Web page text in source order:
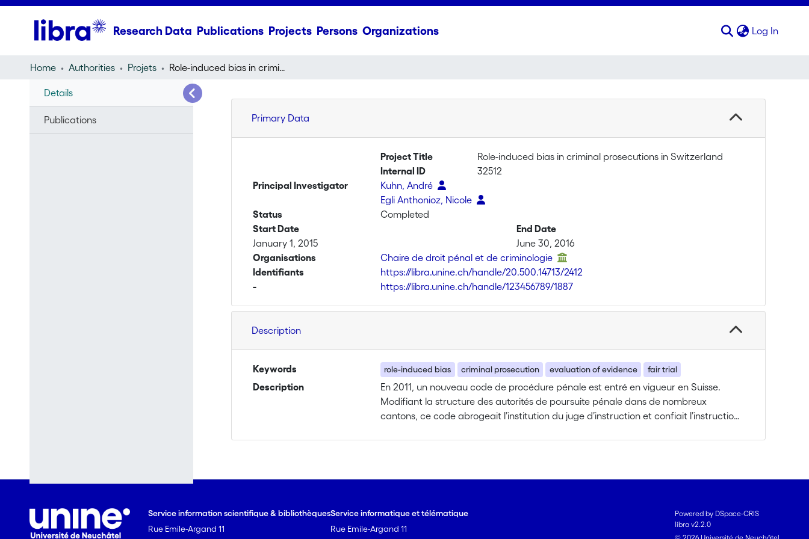
Research Data Publications Projects Persons Organizations Log In
Home Authorities Projets Role-induced bias in criminal prosecutions in Switzerland
Details
Publications Primary Data
Project Title
Role-induced bias in criminal prosecutions in Switzerland
Internal ID
32512
Principal Investigator
Kuhn, André
Egli Anthonioz, Nicole
Status
Completed
Start Date
January 1, 2015
End Date
June 30, 2016
Organisations
Chaire de droit pénal et de criminologie
Identifiants
https://libra.unine.ch/handle/20.500.14713/2412
-
https://libra.unine.ch/handle/123456789/1887
Description
Keywords role-induced bias criminal prosecution evaluation of evidence fair trial
Description
En 2011, un nouveau code de procédure pénale est entré en vigueur en Suisse.
Modifiant la structure des autorités de poursuite pénale dans de nombreux
cantons, ce code abrogeait l’institution du juge d’instruction et confiait l’instruction
soient victimes d’un biais induit par leur rôle dans la procédure («role-induced
bias»), phénomène psychologique ayant comme conséquence possible que
Service information scientifique & bibliothèques
Rue Emile-Argand 11
Service informatique et télématique
Rue Emile-Argand 11
Powered by DSpace-CRIS
libra v2.2.0